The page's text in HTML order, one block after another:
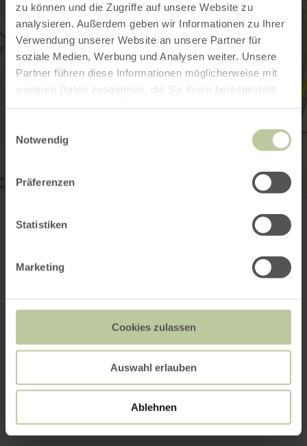
zu können und die Zugriffe auf unsere Website zu
analysieren. Außerdem geben wir Informationen zu Ihrer
Verwendung unserer Website an unsere Partner für
soziale Medien, Werbung und Analysen weiter. Unsere
Partner führen diese Informationen möglicherweise mit
weiteren Daten zusammen, die Sie ihnen bereitgestellt
Notwendig
Präferenzen
Statistiken
Marketing
Cookies zulassen
Auswahl erlauben
Ablehnen
54595 Prüm
Website
Show on map
This might also be
interesting